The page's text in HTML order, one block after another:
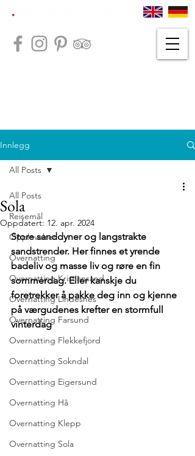
Innlegg
All Posts
Reisemål
Opplevelser
Overnatting
Overnatting Kristiansand
Overnatting Lindesnes
Overnatting Farsund
Overnatting Flekkefjord
Overnatting Sokndal
Overnatting Eigersund
Overnatting Hå
Overnatting Klepp
Overnatting Sola
All Posts
Sola
Oppdatert: 12. apr. 2024
Store sanddyner og langstrakte
sandstrender. Her finnes et yrende
badeliv og masse liv og røre en fin
sommerdag. Eller kanskje du
foretrekker å pakke deg inn og kjenne
på værgudenes krefter en stormfull
vinterdag